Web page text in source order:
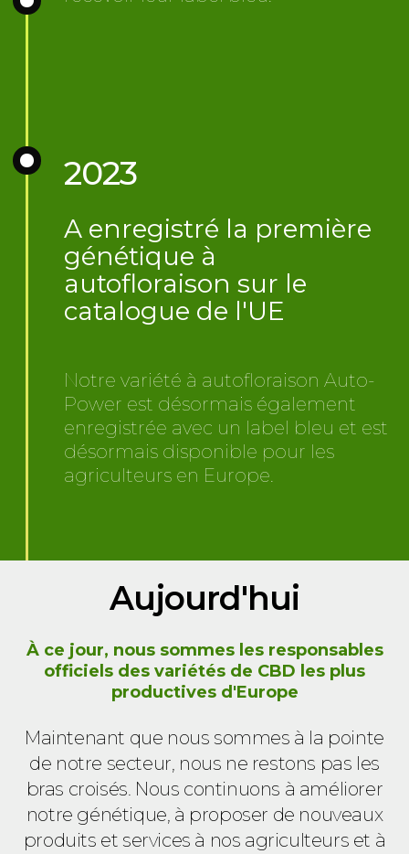
2023
A enregistré la première
génétique à
autofloraison sur le
catalogue de l'UE
Notre variété à autofloraison Auto-
Power est désormais également
enregistrée avec un label bleu et est
désormais disponible pour les
agriculteurs en Europe.
Aujourd'hui
À ce jour, nous sommes les responsables
officiels des variétés de CBD les plus
productives d'Europe
Maintenant que nous sommes à la pointe
de notre secteur, nous ne restons pas les
bras croisés. Nous continuons à améliorer
notre génétique, à proposer de nouveaux
produits et services à nos agriculteurs et à